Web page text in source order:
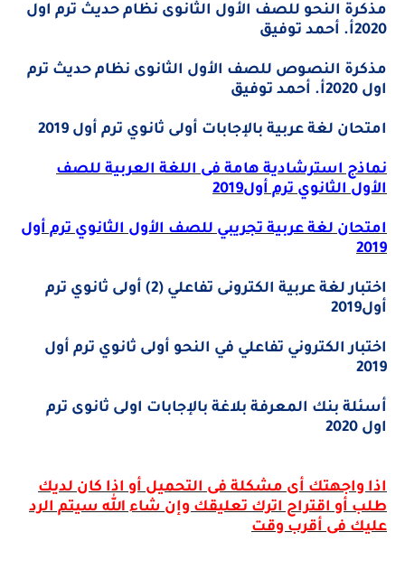
مذكرة النحو للصف الأول الثانوى نظام حديث ترم اول
2020أ. أحمد توفيق
مذكرة النصوص للصف الأول الثانوى نظام حديث ترم
اول 2020أ. أحمد توفيق
امتحان لغة عربية بالإجابات أولى ثانوي ترم أول 2019
نماذج استرشادية هامة فى اللغة العربية للصف
الأول الثانوي ترم أول2019
امتحان لغة عربية تجريبي للصف الأول الثانوي ترم أول
2019
اختبار لغة عربية الكترونى تفاعلي (2) أولى ثانوي ترم
أول2019
اختبار الكتروني تفاعلي في النحو أولى ثانوي ترم أول
2019
أسئلة بنك المعرفة بلاغة بالإجابات اولى ثانوى ترم
اول 2020
اذا واجهتك أى مشكلة فى التحميل أو اذا كان لديك
طلب أو اقتراح اترك تعليقك وإن شاء الله سيتم الرد
عليك فى أقرب وقت